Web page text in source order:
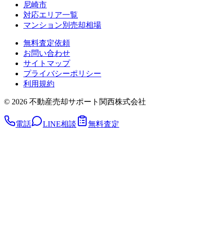
尼崎市
対応エリア一覧
マンション別売却相場
無料査定依頼
お問い合わせ
サイトマップ
プライバシーポリシー
利用規約
© 2026 不動産売却サポート関西株式会社
電話 LINE相談 無料査定